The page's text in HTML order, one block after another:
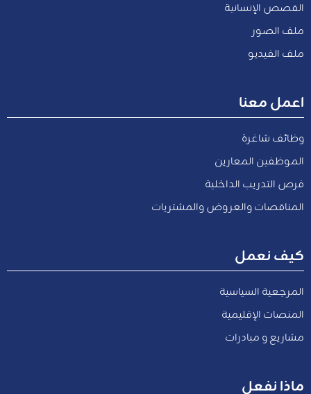
القصص الإنسانية
ملف الصور
ملف الفيديو
اعمل معنا
وظائف شاغرة
الموظفين المعارين
فرص التدريب الداخلية
المناقصات والعروض والمشتريات
كيف نعمل
المرجعية السياسية
المنصات الإقليمية
مشاريع و مبادرات
ماذا نفعل